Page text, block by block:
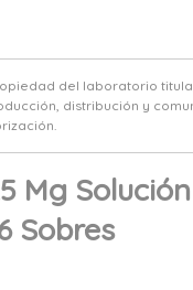
del laboratorio
distribución y
Mg
Sobres